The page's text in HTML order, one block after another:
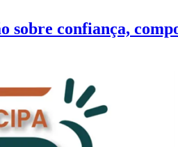
sobre confiança,